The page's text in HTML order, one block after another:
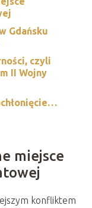
Gdańsku
czyli
II Wojny
miejsce
konfliktem